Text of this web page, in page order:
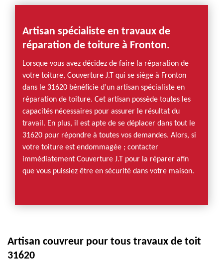
Artisan spécialiste en travaux de
réparation de toiture à Fronton.
Lorsque vous avez décidez de faire la réparation de
votre toiture, Couverture J.T qui se siège à Fronton
dans le 31620 bénéficie d’un artisan spécialiste en
réparation de toiture. Cet artisan possède toutes les
capacités nécessaires pour assurer le résultat du
travail. En plus, il est apte de se déplacer dans tout le
31620 pour répondre à toutes vos demandes. Alors, si
votre toiture est endommagée ; contacter
immédiatement Couverture J.T pour la réparer afin
que vous puissiez être en sécurité dans votre maison.
Artisan couvreur pour tous travaux de toit
31620